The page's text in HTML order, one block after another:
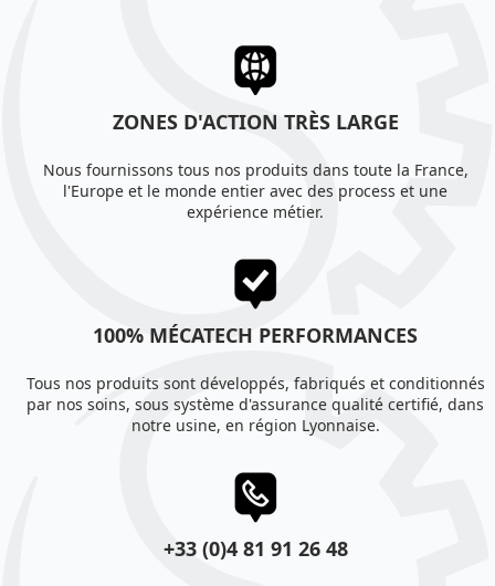
ZONES D'ACTION TRÈS LARGE
Nous fournissons tous nos produits dans toute la France,
l'Europe et le monde entier avec des process et une
expérience métier.
100% MÉCATECH PERFORMANCES
Tous nos produits sont développés, fabriqués et conditionnés
par nos soins, sous système d'assurance qualité certifié, dans
notre usine, en région Lyonnaise.
+33 (0)4 81 91 26 48